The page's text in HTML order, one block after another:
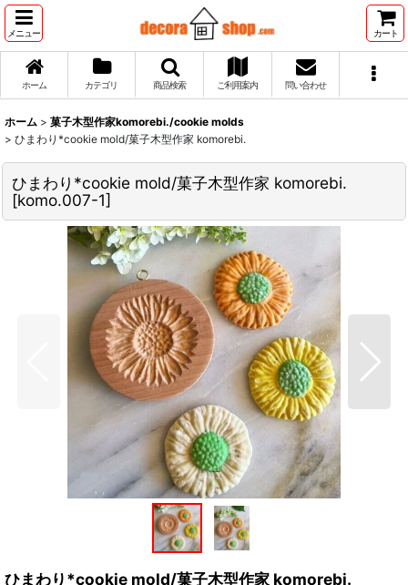
メニュー カート
ホーム カテゴリ 商品検索 ご利用案内 問い合わせ
ホーム > 菓子木型作家komorebi./cookie molds
> ひまわり*cookie mold/菓子木型作家 komorebi.
ひまわり*cookie mold/菓子木型作家 komorebi.
[komo.007-1]
ひまわり*cookie mold/菓子木型作家 komorebi.